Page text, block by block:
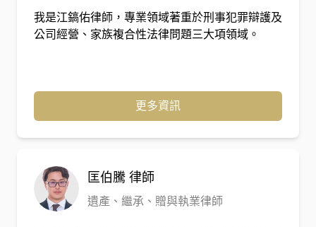
我是江鎬佑律師，專業領域著重於刑事犯罪辯護及
公司經營、家族複合性法律問題三大項領域。
更多資訊
匡伯騰 律師
遺產、繼承、贈與執業律師